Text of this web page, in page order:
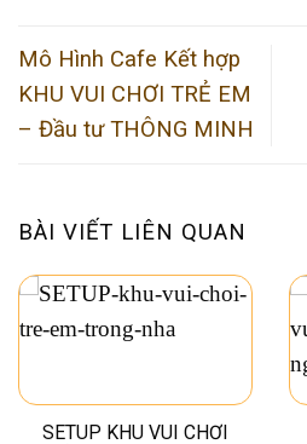
Mô Hình Cafe Kết hợp
KHU VUI CHƠI TRẺ EM
– Đầu tư THÔNG MINH
BÀI VIẾT LIÊN QUAN
SETUP KHU VUI CHƠI